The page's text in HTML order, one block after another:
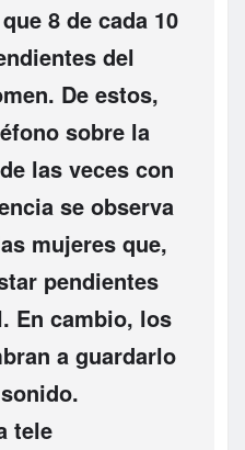
8 de cada 10
del
De estos,
sobre la
las veces con
se observa
mujeres que,
pendientes
En cambio, los
a guardarlo
tele